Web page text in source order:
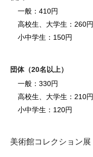
一般：410円
高校生、大学生：260円
小中学生：150円
団体（20名以上）
一般：330円
高校生、大学生：210円
小中学生：120円
美術館コレクション展